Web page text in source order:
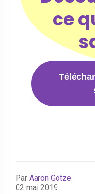
ce
Par Aaron Götze
02 mai 2019